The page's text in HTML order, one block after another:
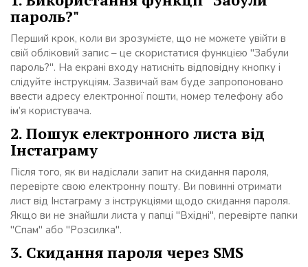
пароль?"
Перший крок, коли ви зрозумієте, що не можете увійти в
свій обліковий запис – це скористатися функцією "Забули
пароль?". На екрані входу натисніть відповідну кнопку і
слідуйте інструкціям. Зазвичай вам буде запропоновано
ввести адресу електронної пошти, номер телефону або
ім’я користувача.
2. Пошук електронного листа від
Інстаграму
Після того, як ви надіслали запит на скидання пароля,
перевірте свою електронну пошту. Ви повинні отримати
лист від Інстаграму з інструкціями щодо скидання пароля.
Якщо ви не знайшли листа у папці "Вхідні", перевірте папки
"Спам" або "Розсилка".
3. Скидання пароля через SMS